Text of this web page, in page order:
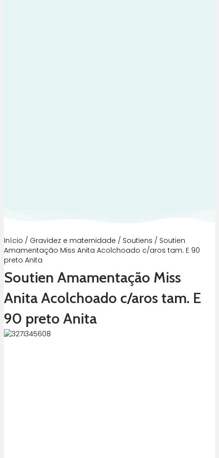
Início / Gravidez e maternidade / Soutiens / Soutien
Amamentação Miss Anita Acolchoado c/aros tam. E 90
preto Anita
Soutien Amamentação Miss
Anita Acolchoado c/aros tam. E
90 preto Anita